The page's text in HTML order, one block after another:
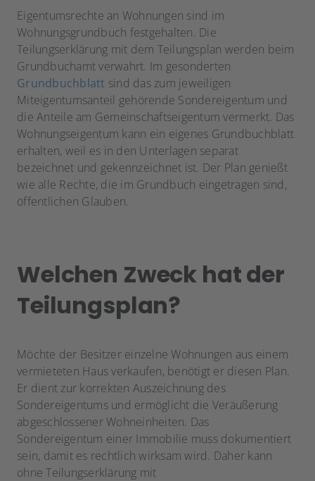
Eigentumsrechte an Wohnungen sind im
Wohnungsgrundbuch festgehalten. Die
Teilungserklärung mit dem Teilungsplan werden beim
Grundbuchamt verwahrt. Im gesonderten
Grundbuchblatt sind das zum jeweiligen
Miteigentumsanteil gehörende Sondereigentum und
die Anteile am Gemeinschaftseigentum vermerkt. Das
Wohnungseigentum kann ein eigenes Grundbuchblatt
erhalten, weil es in den Unterlagen separat
bezeichnet und gekennzeichnet ist. Der Plan genießt
wie alle Rechte, die im Grundbuch eingetragen sind,
öffentlichen Glauben.
Welchen Zweck hat der
Teilungsplan?
Möchte der Besitzer einzelne Wohnungen aus einem
vermieteten Haus verkaufen, benötigt er diesen Plan.
Er dient zur korrekten Auszeichnung des
Sondereigentums und ermöglicht die Veräußerung
abgeschlossener Wohneinheiten. Das
Sondereigentum einer Immobilie muss dokumentiert
sein, damit es rechtlich wirksam wird. Daher kann
ohne Teilungserklärung mit